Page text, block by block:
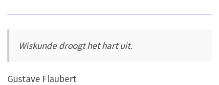
Wiskunde droogt het hart uit.
Gustave Flaubert